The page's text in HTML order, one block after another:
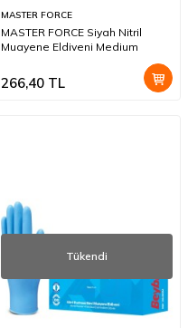
MASTER FORCE
MASTER FORCE Siyah Nitril
Muayene Eldiveni Medium
266,40 TL
Tükendi